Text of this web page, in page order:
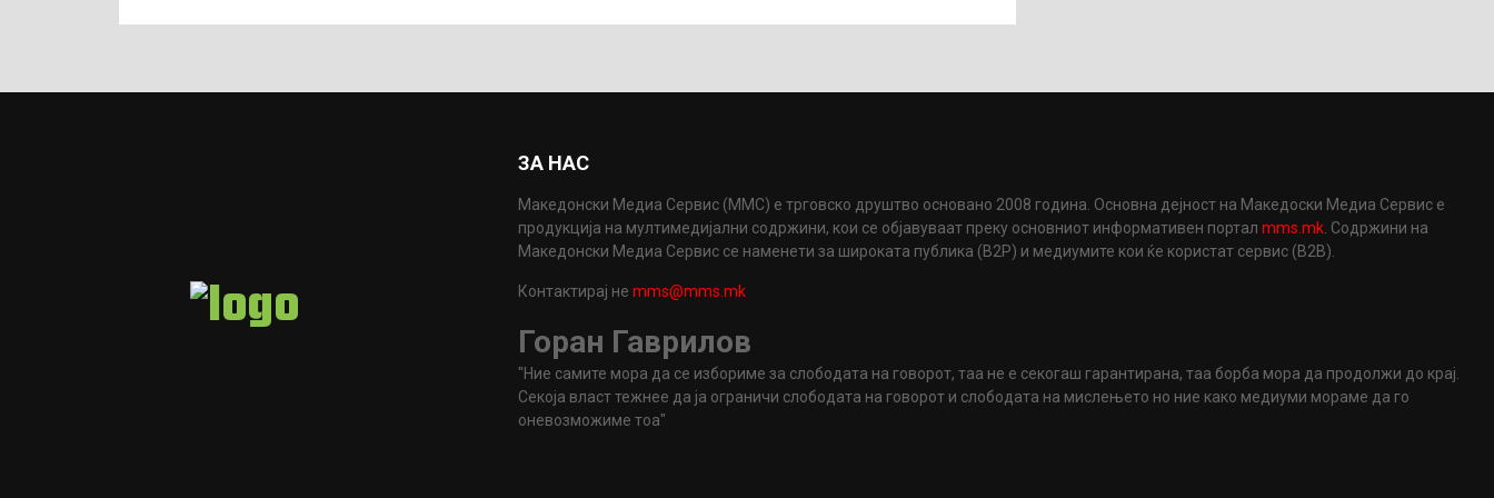
ЗА НАС
Македонски Медиа Сервис (ММС) е трговско друштво основано 2008 година. Основна дејност на Македоски Медиа Сервис е
продукција на мултимедијални содржини, кои се објавуваат преку основниот информативен порталmms.mk. Содржини на
Македонски Медиа Сервис се наменети за широката публика (B2P) и медиумите кои ќе користат сервис (B2B).
Контактирај неmms@mms.mk
Горан Гаврилов
"Ние самите мора да се избориме за слободата на говорот, таа не е секогаш гарантирана, таа борба мора да продолжи до крај.
Секоја власт тежнее да ја ограничи слободата на говорот и слободата на мислењето но ние како медиуми мораме да го
оневозможиме тоа"